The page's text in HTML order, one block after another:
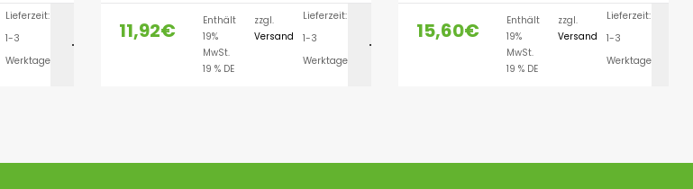
Lieferzeit:
1-3
Werktage
AUSFÜHRUNG WÄHLEN
11,92€
Enthält
19%
MwSt.
19 % DE
zzgl.
Versand
Lieferzeit:
1-3
Werktage
AUSFÜHRUNG WÄHLEN
15,60€
Enthält
19%
MwSt.
19 % DE
zzgl.
Versand
Lieferzeit:
1-3
Werktage